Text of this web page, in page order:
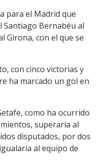
para el Madrid que
Santiago Bernabéu al
Girona, con el que se
con cinco victorias y
ha marcado un gol en
como ha ocurrido
superaría al
disputados, por dos
al equipo de